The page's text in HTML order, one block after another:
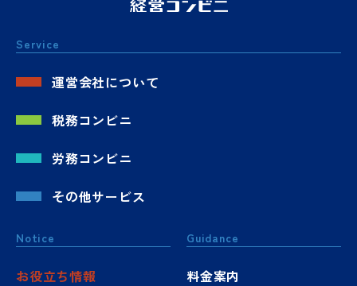
Service
運営会社について
税務コンビニ
労務コンビニ
その他サービス
Notice
お役立ち情報
Guidance
料金案内